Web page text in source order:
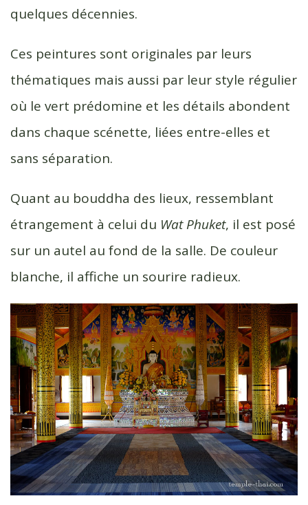
quelques décennies.
Ces peintures sont originales par leurs
thématiques mais aussi par leur style régulier
où le vert prédomine et les détails abondent
dans chaque scénette, liées entre-elles et
sans séparation.
Quant au bouddha des lieux, ressemblant
étrangement à celui du Wat Phuket, il est posé
sur un autel au fond de la salle. De couleur
blanche, il affiche un sourire radieux.